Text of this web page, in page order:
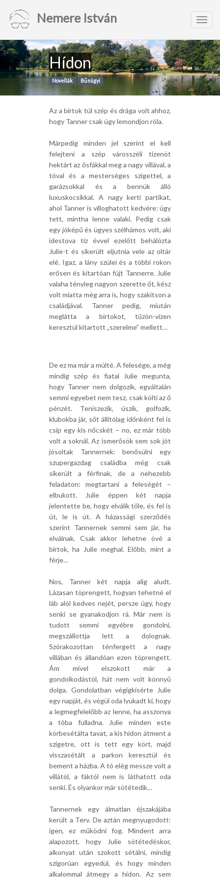
Nemere István
Hídon
Novellák Bűnügyi
Az a birtok túl szép és drága volt ahhoz,
hogy Tanner csak úgy lemondjon róla.
Márpedig minden jel szerint el kell
felejteni a szép városszéli tizenöt
hektárt az ősfákkal meg a nagy villával, a
tóval és a mesterséges szigettel, a
garázsokkal és a bennük álló
luxuskocsikkal. A nagy kerti partikat,
ahol Tanner is villoghatott kedvére: úgy
tett, mintha lenne valaki. Pedig csak
egy jóképű és ügyes szélhámos volt, aki
idestova tíz évvel ezelőtt behálózta
Julie-t és sikerült eljutnia vele az oltár
elé. Igaz, a lány szülei és a többi rokon
erősen és kitartóan fújt Tannerre. Julie
valaha tényleg nagyon szerette őt, kész
volt miatta még arra is, hogy szakítson a
családjával. Tanner pedig, miután
meglátta a birtokot, tűzön-vízen
keresztül kitartott „szerelme” mellett…
De ez ma már a múlté. A felesége, a még
mindig szép és fiatal Julie megunta,
hogy Tanner nem dolgozik, egyáltalán
semmi egyebet nem tesz, csak költi az ő
pénzét. Teniszezik, úszik, golfozik,
klubokba jár, sőt állítólag időnként fel is
csíp egy kis nőcskét – no, ez már több
volt a soknál. Az ismerősök sem sok jót
jósoltak Tannernek: benősülni egy
szupergazdag családba még csak
sikerült a férfinak, de a nehezebb
feladaton: megtartani a feleségét –
elbukott. Julie éppen két napja
jelentette be, hogy elválik tőle, és fel is
út, le is út. A házassági szerződés
szerint Tannernek semmi sem jár, ha
elválnak. Csak akkor lehetne övé a
birtok, ha Julie meghal. Előbb, mint a
férje…
Nos, Tanner két napja alig aludt.
Lázasan töprengett, hogyan tehetné el
láb alól kedves nejét, persze úgy, hogy
senki se gyanakodjon rá. Már nem is
tudott semmi egyébre gondolni,
megszállottja lett a dolognak.
Szórakozottan ténfergett a nagy
villában és állandóan ezen töprengett.
Ám mivel elszokott már a
gondolkodástól, hát nem volt könnyű
dolga. Gondolatban végigkísérte Julie
egy napját, és végül oda lyukadt ki, hogy
a legmegfelelőbb az lenne, ha asszonya
a tóba fulladna. Julie minden este
körbesétálta tavat, a kis hídon átment a
szigetre, ott is tett egy kört, majd
visszasétált a parkon keresztül és
bement a házba. A tó elég messze volt a
villától, a fáktól nem is láthatott oda
senki. És olyankor már sötétedik…
Tannernek egy álmatlan éjszakájába
került a Terv. De aztán megnyugodott:
igen, ez működni fog. Mindent arra
alapozott, hogy Julie sötétedéskor,
alkonyat után szokott sétálni, mindig
szigorúan egyedül, és hogy minden
alkalommal átmegy a hídon. Az sem